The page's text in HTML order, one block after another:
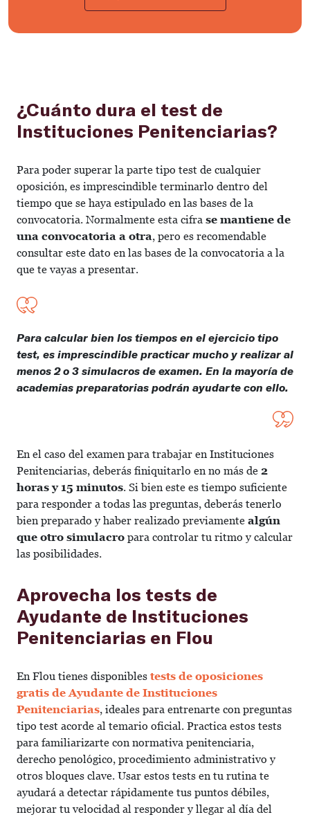
¿Cuánto dura el test de
Instituciones Penitenciarias?
Para poder superar la parte tipo test de cualquier
oposición, es imprescindible terminarlo dentro del
tiempo que se haya estipulado en las bases de la
convocatoria. Normalmente esta cifra se mantiene de
una convocatoria a otra, pero es recomendable
consultar este dato en las bases de la convocatoria a la
que te vayas a presentar.
Para calcular bien los tiempos en el ejercicio tipo
test, es imprescindible practicar mucho y realizar al
menos 2 o 3 simulacros de examen. En la mayoría de
academias preparatorias podrán ayudarte con ello.
En el caso del examen para trabajar en Instituciones
Penitenciarias, deberás finiquitarlo en no más de 2
horas y 15 minutos. Si bien este es tiempo suficiente
para responder a todas las preguntas, deberás tenerlo
bien preparado y haber realizado previamente algún
que otro simulacro para controlar tu ritmo y calcular
las posibilidades.
Aprovecha los tests de
Ayudante de Instituciones
Penitenciarias en Flou
En Flou tienes disponibles tests de oposiciones
gratis de Ayudante de Instituciones
Penitenciarias, ideales para entrenarte con preguntas
tipo test acorde al temario oficial. Practica estos tests
para familiarizarte con normativa penitenciaria,
derecho penológico, procedimiento administrativo y
otros bloques clave. Usar estos tests en tu rutina te
ayudará a detectar rápidamente tus puntos débiles,
mejorar tu velocidad al responder y llegar al día del